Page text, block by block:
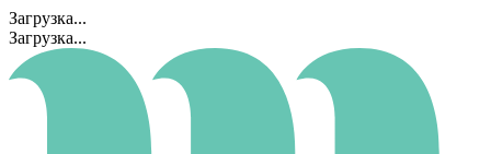
Загрузка...
Загрузка...